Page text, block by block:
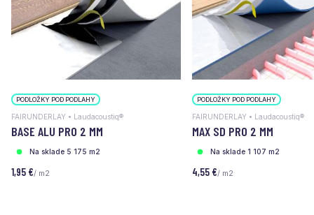
PODLOŽKY POD PODLAHY
FAIRUNDERLAY • Laudacoustiq®
BASE ALU PRO 2 MM
Na sklade 5 175 m2
1,95 €/ m2
PODLOŽKY POD PODLAHY
FAIRUNDERLAY • Laudacoustiq®
MAX SD PRO 2 MM
Na sklade 1 107 m2
4,55 €/ m2